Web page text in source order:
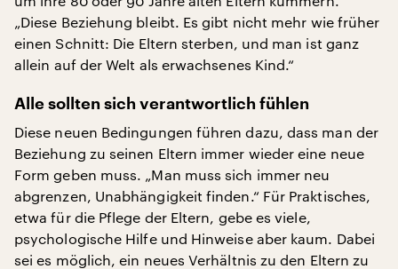
„Diese Beziehung bleibt. Es gibt nicht mehr wie früher
einen Schnitt: Die Eltern sterben, und man ist ganz
allein auf der Welt als erwachsenes Kind.“
Alle sollten sich verantwortlich fühlen
Diese neuen Bedingungen führen dazu, dass man der
Beziehung zu seinen Eltern immer wieder eine neue
Form geben muss. „Man muss sich immer neu
abgrenzen, Unabhängigkeit finden.“ Für Praktisches,
etwa für die Pflege der Eltern, gebe es viele,
psychologische Hilfe und Hinweise aber kaum. Dabei
sei es möglich, ein neues Verhältnis zu den Eltern zu